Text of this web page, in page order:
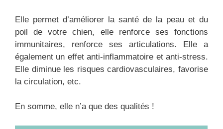
Elle permet d’améliorer la santé de la peau et du
poil de votre chien, elle renforce ses fonctions
immunitaires, renforce ses articulations. Elle a
également un effet anti-inflammatoire et anti-stress.
Elle diminue les risques cardiovasculaires, favorise
la circulation, etc.
En somme, elle n’a que des qualités !